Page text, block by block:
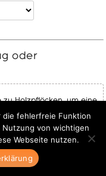
oder
Holzpflöcken, um eine
die fehlerfreie Funktion
Nutzung von wichtigen
Webseite nutzen.